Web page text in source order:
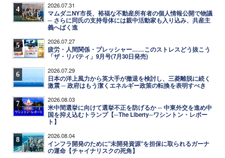
4 2026.07.31
マムダニNY市長、裕福な不動産所有者の個人情報公開で物議
─ さらに同氏の支持母体には親中活動家も入り込み、共産主
義へばく進
5 2026.07.27
疲労・人間関係・プレッシャー……このストレスどう抜こう
「ザ・リバティ」9月号(7月30日発売)
6 2026.07.29
日本の洋上風力から英大手が撤退を検討し、三菱離脱に続く
激震 ─ 政府はもう潔くエネルギー政策の転換を表明すべき
7 2026.08.03
米中間選挙に向けて選挙不正を防げるか ─ 中東外交を進め中
国を抑え込むトランプ【─The Liberty─ワシントン・レポー
ト】
8 2026.08.04
インフラ開発のために"未開発資源"を担保に取られるガーナ
の運命【チャイナリスクの死角】